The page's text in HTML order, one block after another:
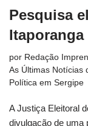
Pesquisa
por Redação
As Últimas Notícias
Política em Sergipe
A Justiça Eleitoral
divulgação de uma